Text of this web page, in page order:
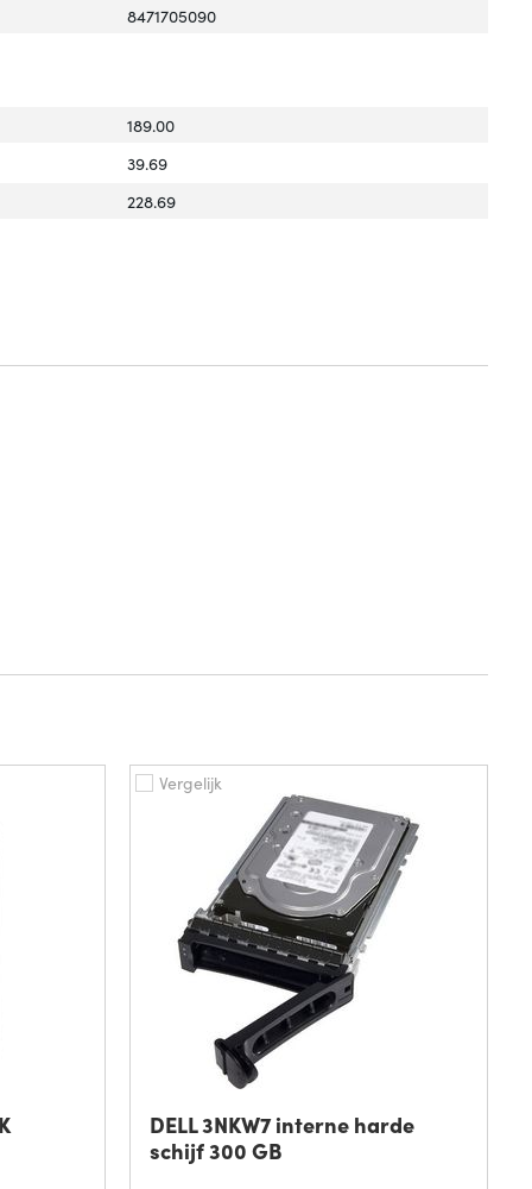
8471705090
189.00
39.69
228.69
Vergelijk
DELL 3NKW7 interne harde
schijf 300 GB